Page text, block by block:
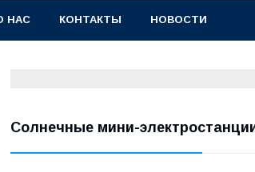
НАС КОНТАКТЫ НОВОСТИ
Солнечные мини-